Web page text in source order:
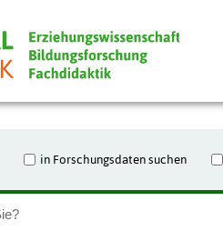
in Forschungsdaten suchen